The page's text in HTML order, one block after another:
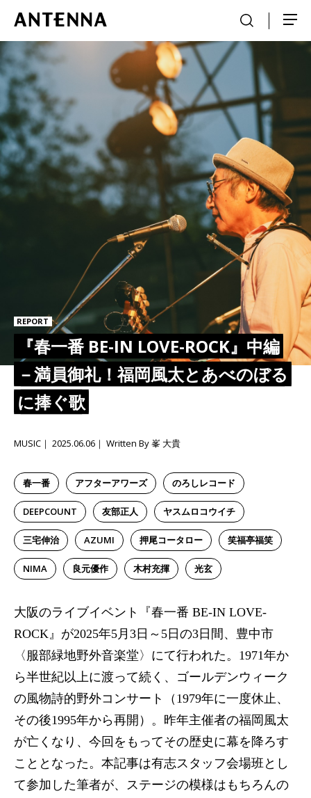
REPORT
『春一番 BE-IN LOVE-ROCK』中編
－満員御礼！福岡風太とあべのぼる
に捧ぐ歌
大阪のライブイベント『春一番 BE-IN LOVE-
ROCK』が2025年5月3日～5日の3日間、豊中市
〈服部緑地野外音楽堂〉にて行われた。1971年か
ら半世紀以上に渡って続く、ゴールデンウィーク
の風物詩的野外コンサート（1979年に一度休止、
その後1995年から再開）。昨年主催者の福岡風太
が亡くなり、今回をもってその歴史に幕を降ろす
こととなった。本記事は有志スタッフ会場班とし
て参加した筆者が、ステージの模様はもちろんの
春一番 ​アフターアワーズ のろしレコード
DEEPCOUNT 友部正人 ヤスムロコウイチ
三宅伸治 AZUMI 押尾コータロー 笑福亭福笑
NIMA 良元優作 木村充揮 光玄
MUSIC 2025.06.06 Written By 峯 大貴